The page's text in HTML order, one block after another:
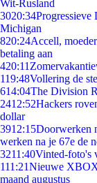
Wit-Rusland
3020:34
Michigan
820:24Accell,
betaling aan
420:11
119:48Vollering de
614:04The Division
2412:52Hackers
dollar
3912:15Doorwerken
werken na je 67e de
3211:40Vinted-foto's
111:21Nieuwe XBOX
maand augustus